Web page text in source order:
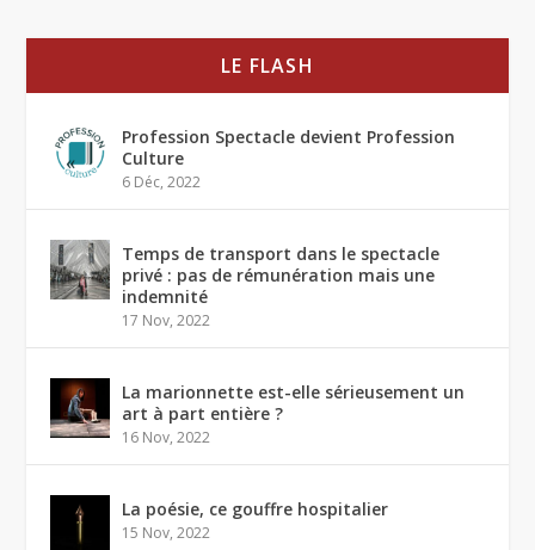
LE FLASH
Profession Spectacle devient Profession
Culture
6 Déc, 2022
Temps de transport dans le spectacle
privé : pas de rémunération mais une
indemnité
17 Nov, 2022
La marionnette est-elle sérieusement un
art à part entière ?
16 Nov, 2022
La poésie, ce gouffre hospitalier
15 Nov, 2022